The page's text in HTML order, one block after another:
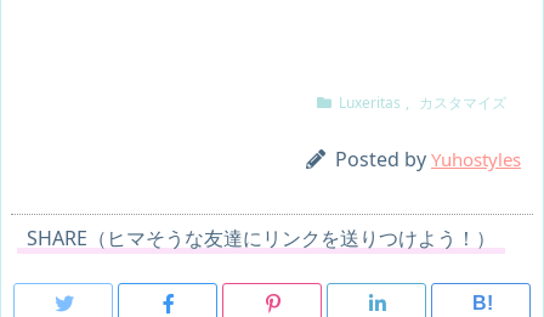
Luxeritas , カスタマイズ
Posted by Yuhostyles
SHARE（ヒマそうな友達にリンクを送りつけよう！）
B!